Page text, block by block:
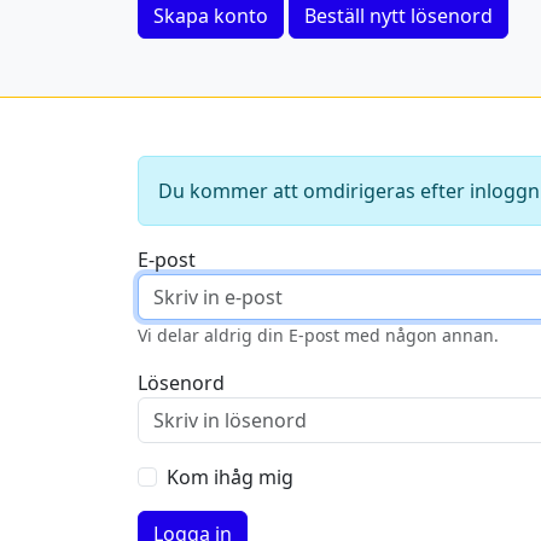
Skapa konto Beställ nytt lösenord
Du kommer att omdirigeras efter
E-post
Vi delar aldrig din E-post med någon annan.
Lösenord
Kom ihåg mig